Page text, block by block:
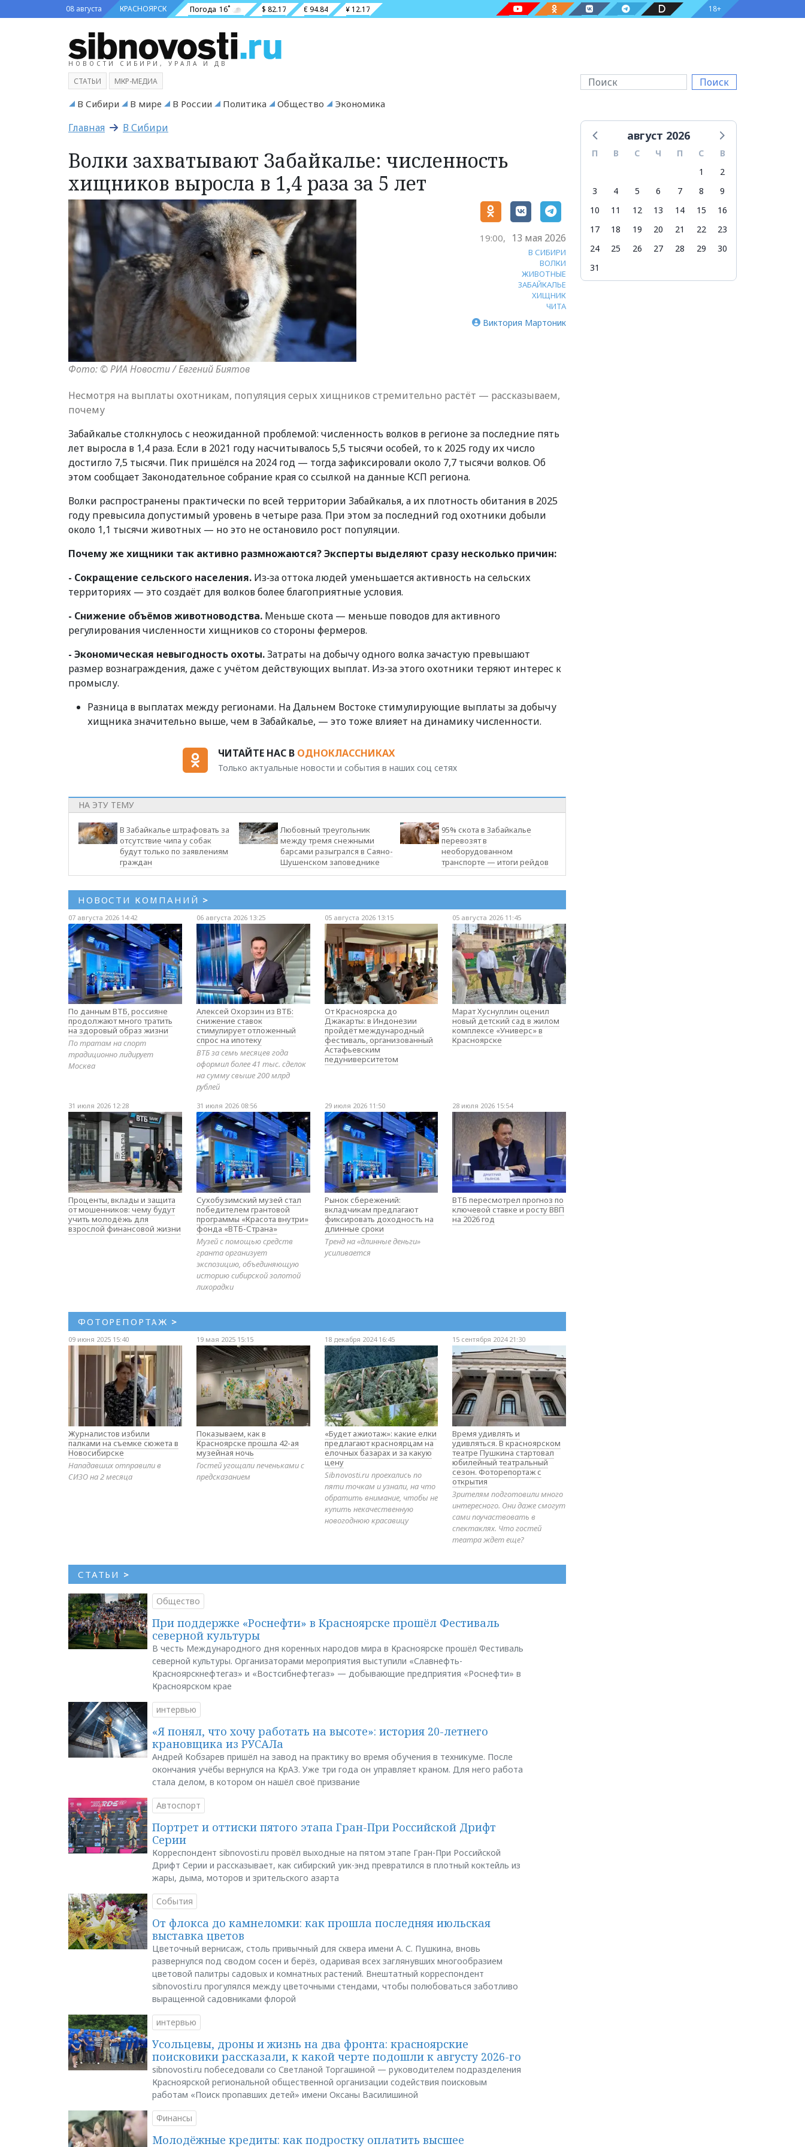
08 августа КРАСНОЯРСК Погода 16˚ $ 82.17 € 94.84 ¥ 12.17 18+
НОВОСТИ СИБИРИ, УРАЛА И ДВ
Поиск
СТАТЬИ МКР-МЕДИА
В Сибири В мире В России Политика Общество Экономика
Главная В Сибири
Волки захватывают Забайкалье: численность
хищников выросла в 1,4 раза за 5 лет
Фото: © РИА Новости / Евгений Биятов
19:00, 13 мая 2026
В СИБИРИ
ВОЛКИ
ЖИВОТНЫЕ
ЗАБАЙКАЛЬЕ
ХИЩНИК
ЧИТА
Виктория Мартоник
Несмотря на выплаты охотникам, популяция серых хищников стремительно растёт — рассказываем,
почему
Забайкалье столкнулось с неожиданной проблемой: численность волков в регионе за последние пять
лет выросла в 1,4 раза. Если в 2021 году насчитывалось 5,5 тысячи особей, то к 2025 году их число
достигло 7,5 тысячи. Пик пришёлся на 2024 год — тогда зафиксировали около 7,7 тысячи волков. Об
этом сообщает Законодательное собрание края со ссылкой на данные КСП региона.
Волки распространены практически по всей территории Забайкалья, а их плотность обитания в 2025
году превысила допустимый уровень в четыре раза. При этом за последний год охотники добыли
около 1,1 тысячи животных — но это не остановило рост популяции.
Почему же хищники так активно размножаются? Эксперты выделяют сразу несколько причин:
- Сокращение сельского населения. Из‑за оттока людей уменьшается активность на сельских
территориях — это создаёт для волков более благоприятные условия.
- Снижение объёмов животноводства. Меньше скота — меньше поводов для активного
регулирования численности хищников со стороны фермеров.
- Экономическая невыгодность охоты.Затраты на добычу одного волка зачастую превышают
размер вознаграждения, даже с учётом действующих выплат. Из‑за этого охотники теряют интерес к
промыслу.
Разница в выплатах между регионами. На Дальнем Востоке стимулирующие выплаты за добычу
хищника значительно выше, чем в Забайкалье, — это тоже влияет на динамику численности.
ЧИТАЙТЕ НАС В ОДНОКЛАССНИКАХ
Только актуальные новости и события в наших соц сетях
НА ЭТУ ТЕМУ
В Забайкалье штрафовать за
отсутствие чипа у собак
будут только по заявлениям
граждан
Любовный треугольник
между тремя снежными
барсами разыгрался в Саяно-
Шушенском заповеднике
95% скота в Забайкалье
перевозят в
необорудованном
транспорте — итоги рейдов
НОВОСТИ КОМПАНИЙ >
07 августа 2026 14:42
По данным ВТБ, россияне
продолжают много тратить
на здоровый образ жизни
По тратам на спорт
традиционно лидирует
Москва
06 августа 2026 13:25
Алексей Охорзин из ВТБ:
снижение ставок
стимулирует отложенный
спрос на ипотеку
ВТБ за семь месяцев года
оформил более 41 тыс. сделок
на сумму свыше 200 млрд
рублей
05 августа 2026 13:15
От Красноярска до
Джакарты: в Индонезии
пройдёт международный
фестиваль, организованный
Астафьевским
педуниверситетом
05 августа 2026 11:45
Марат Хуснуллин оценил
новый детский сад в жилом
комплексе «Универс» в
Красноярске
31 июля 2026 12:28
Проценты, вклады и защита
от мошенников: чему будут
учить молодёжь для
взрослой финансовой жизни
31 июля 2026 08:56
Сухобузимский музей стал
победителем грантовой
программы «Красота внутри»
фонда «ВТБ-Страна»
Музей с помощью средств
гранта организует
экспозицию, объединяющую
историю сибирской золотой
лихорадки
29 июля 2026 11:50
Рынок сбережений:
вкладчикам предлагают
фиксировать доходность на
длинные сроки
Тренд на «длинные деньги»
усиливается
28 июля 2026 15:54
ВТБ пересмотрел прогноз по
ключевой ставке и росту ВВП
на 2026 год
ФОТОРЕПОРТАЖ >
09 июня 2025 15:40
Журналистов избили
палками на съемке сюжета в
Новосибирске
Нападавших отправили в
СИЗО на 2 месяца
19 мая 2025 15:15
Показываем, как в
Красноярске прошла 42-ая
музейная ночь
Гостей угощали печеньками с
предсказанием
18 декабря 2024 16:45
«Будет ажиотаж»: какие елки
предлагают красноярцам на
елочных базарах и за какую
цену
Sibnovosti.ru проехались по
пяти точкам и узнали, на что
обратить внимание, чтобы не
купить некачественную
новогоднюю красавицу
15 сентября 2024 21:30
Время удивлять и
удивляться. В красноярском
театре Пушкина стартовал
юбилейный театральный
сезон. Фоторепортаж с
открытия
Зрителям подготовили много
интересного. Они даже смогут
сами поучаствовать в
спектаклях. Что гостей
театра ждет еще?
СТАТЬИ >
Общество
При поддержке «Роснефти» в Красноярске прошёл Фестиваль
северной культуры
В честь Международного дня коренных народов мира в Красноярске прошёл Фестиваль
северной культуры. Организаторами мероприятия выступили «Славнефть-
Красноярскнефтегаз» и «Востсибнефтегаз» — добывающие предприятия «Роснефти» в
Красноярском крае
интервью
«Я понял, что хочу работать на высоте»: история 20-летнего
крановщика из РУСАЛа
Андрей Кобзарев пришёл на завод на практику во время обучения в техникуме. После
окончания учёбы вернулся на КрАЗ. Уже три года он управляет краном. Для него работа
стала делом, в котором он нашёл своё призвание
Автоспорт
Портрет и оттиски пятого этапа Гран-При Российской Дрифт
Серии
Корреспондент sibnovosti.ru провёл выходные на пятом этапе Гран-При Российской
Дрифт Серии и рассказывает, как сибирский уик-энд превратился в плотный коктейль из
жары, дыма, моторов и зрительского азарта
События
От флокса до камнеломки: как прошла последняя июльская
выставка цветов
Цветочный вернисаж, столь привычный для сквера имени А. С. Пушкина, вновь
развернулся под сводом сосен и берёз, одаривая всех заглянувших многообразием
цветовой палитры садовых и комнатных растений. Внештатный корреспондент
sibnovosti.ru прогулялся между цветочными стендами, чтобы полюбоваться заботливо
выращенной садовниками флорой
интервью
Усольцевы, дроны и жизнь на два фронта: красноярские
поисковики рассказали, к какой черте подошли к августу 2026-го
sibnovosti.ru побеседовали со Светланой Торгашиной — руководителем подразделения
Красноярской региональной общественной организации содействия поисковым
работам «Поиск пропавших детей» имени Оксаны Василишиной
Финансы
Молодёжные кредиты: как подростку оплатить высшее
август 2026
П В С Ч П С
В
1
2
3
4 5 6 7 8
9
10
11 12 13 14 15
16
17
18 19 20 21 22
23
24
25 26 27 28 29
30
31